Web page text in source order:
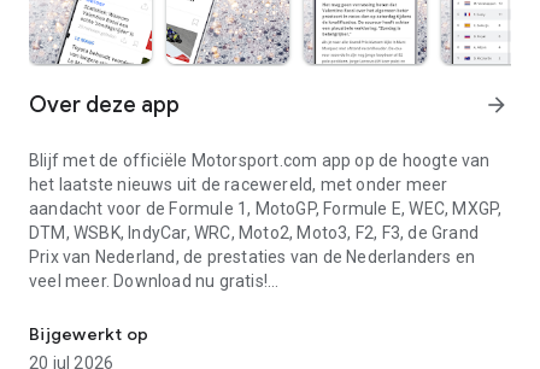
Over deze app arrow_forward
Blijf met de officiële Motorsport.com app op de hoogte van
het laatste nieuws uit de racewereld, met onder meer
aandacht voor de Formule 1, MotoGP, Formule E, WEC, MXGP,
DTM, WSBK, IndyCar, WRC, Moto2, Moto3, F2, F3, de Grand
Prix van Nederland, de prestaties van de Nederlanders en
veel meer. Download nu gratis!
◆ BELANGRIJKSTE FEATURES
Bijgewerkt op
20 jul 2026